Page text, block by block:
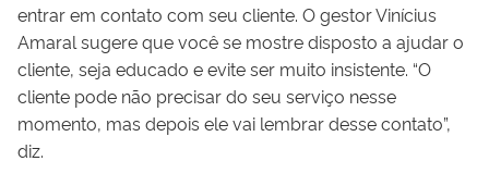
entrar em contato com seu cliente. O gestor Vinícius
Amaral sugere que você se mostre disposto a ajudar o
cliente, seja educado e evite ser muito insistente. “O
cliente pode não precisar do seu serviço nesse
momento, mas depois ele vai lembrar desse contato”,
diz.